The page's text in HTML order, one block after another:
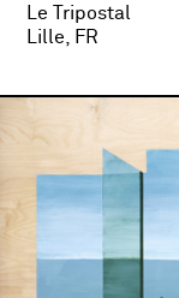
Le Tripostal
Lille, FR